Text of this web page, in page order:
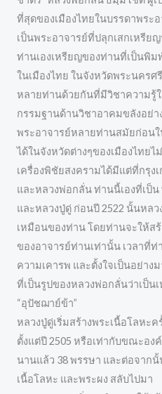
ที่สุดของเมืองไทยในบรรดาพระ
เป็นพระอาจารย์ที่ปลุกเสกเหรีย
ท่านเองเหรียญของท่านที่เป็นพิ
ในเมืองไทย ในจังหวัดพระนคร
หลายท่านด้วยกันที่มีวิชาความรู้
กรรมฐานด้านวิชาอาคมขลังอย่
พระอาจารย์หลายท่านสมัยก่อนใ
ได้ในจังหวัดต่างๆของเมืองไทยไ
เครื่องพิชัยสงครามได้มีแต่ที่กรุง
และหลวงพ่อกลั่น ท่านนี้เองที่เป็
และหลวงปู่ดู่ ก่อนปี 2522 นั้นหล
เหมือนของท่าน โดยท่านจะให้
ของอาจารย์ท่านเท่านั้น เวลาที่
ความเคารพ และตั้งใจเป็นอย่าง
ที่เป็นรูปของหลวงพ่อกลั่นว่าเป็น
“อุปัชฌาย์ข้า”
หลวงปู่ดู่เริ่มสร้างพระเนื้อโลหะ
ตั้งแต่ปี 2505 หรือเท่ากับขณะอง
นานแล้ว 38 พรรษา และต่อจากนั้
เนื้อโลหะ และพระผง สลับไปมา